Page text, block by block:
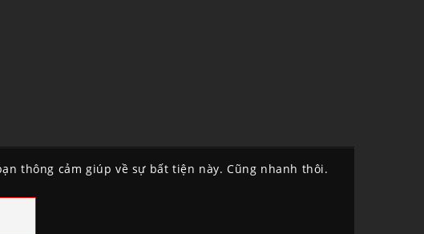
thông cảm giúp về sự bất tiện này. Cũng nhanh thôi.